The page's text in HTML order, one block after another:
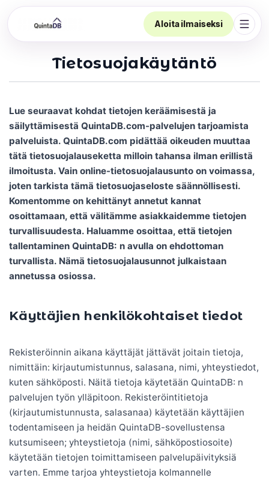
Aloita ilmaiseksi
Avaa
Tietosuojakäytäntö
Lue seuraavat kohdat tietojen keräämisestä ja
säilyttämisestä QuintaDB.com-palvelujen tarjoamista
palveluista. QuintaDB.com pidättää oikeuden muuttaa
tätä tietosuojalauseketta milloin tahansa ilman erillistä
ilmoitusta. Vain online-tietosuojalausunto on voimassa,
joten tarkista tämä tietosuojaseloste säännöllisesti.
Komentomme on kehittänyt annetut kannat
osoittamaan, että välitämme asiakkaidemme tietojen
turvallisuudesta. Haluamme osoittaa, että tietojen
tallentaminen QuintaDB: n avulla on ehdottoman
turvallista. Nämä tietosuojalausunnot julkaistaan ​​
annetussa osiossa.
Käyttäjien henkilökohtaiset tiedot
Rekisteröinnin aikana käyttäjät jättävät joitain tietoja,
nimittäin: kirjautumistunnus, salasana, nimi, yhteystiedot,
kuten sähköposti. Näitä tietoja käytetään QuintaDB: n
palvelujen työn ylläpitoon. Rekisteröintitietoja
(kirjautumistunnusta, salasanaa) käytetään käyttäjien
todentamiseen ja heidän QuintaDB-sovellustensa
kutsumiseen; yhteystietoja (nimi, sähköpostiosoite)
käytetään tietojen toimittamiseen palvelupäivityksiä
varten. Emme tarjoa yhteystietoja kolmannelle